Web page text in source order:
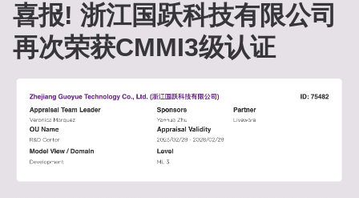
喜报! 浙江国跃科技有限公司
再次荣获CMMI3级认证